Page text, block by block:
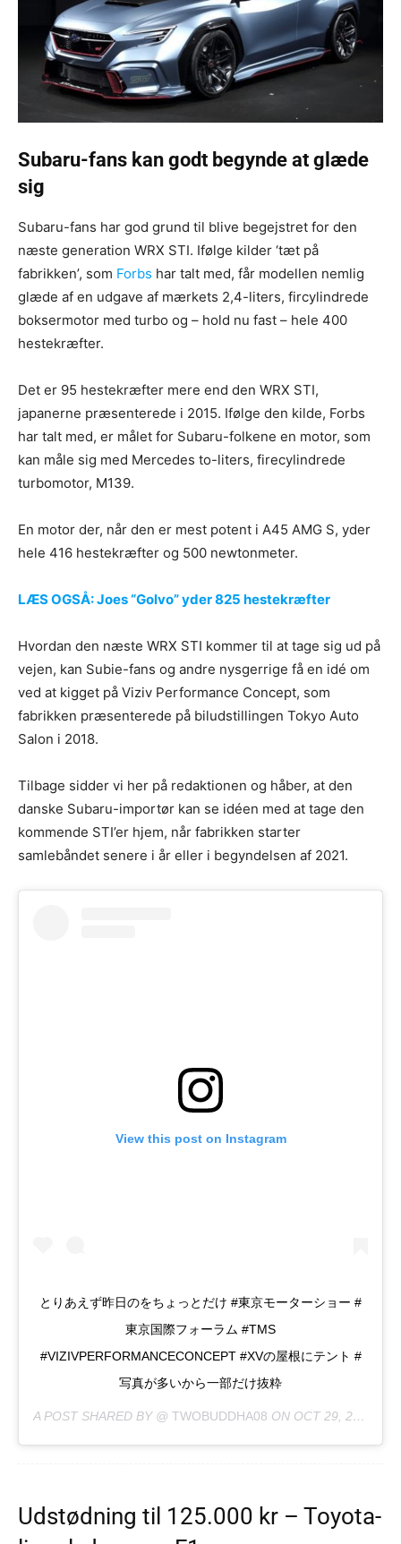
Subaru-fans kan godt begynde at glæde
sig
Subaru-fans har god grund til blive begejstret for den
næste generation WRX STI. Ifølge kilder ‘tæt på
fabrikken’, som Forbs har talt med, får modellen nemlig
glæde af en udgave af mærkets 2,4-liters, fircylindrede
boksermotor med turbo og – hold nu fast – hele 400
hestekræfter.
Det er 95 hestekræfter mere end den WRX STI,
japanerne præsenterede i 2015. Ifølge den kilde, Forbs
har talt med, er målet for Subaru-folkene en motor, som
kan måle sig med Mercedes to-liters, firecylindrede
turbomotor, M139.
En motor der, når den er mest potent i A45 AMG S, yder
hele 416 hestekræfter og 500 newtonmeter.
LÆS OGSÅ: Joes “Golvo” yder 825 hestekræfter
Hvordan den næste WRX STI kommer til at tage sig ud på
vejen, kan Subie-fans og andre nysgerrige få en idé om
ved at kigget på Viziv Performance Concept, som
fabrikken præsenterede på biludstillingen Tokyo Auto
Salon i 2018.
Tilbage sidder vi her på redaktionen og håber, at den
danske Subaru-importør kan se idéen med at tage den
kommende STI’er hjem, når fabrikken starter
samlebåndet senere i år eller i begyndelsen af 2021.
View this post on Instagram
とりあえず昨日のをちょっとだけ #東京モーターショー #
東京国際フォーラム #TMS
#VIZIVPERFORMANCECONCEPT #XVの屋根にテント #
写真が多いから一部だけ抜粋
A POST SHARED BY @ TWOBUDDHA08 ON OCT 29, 2017 AT 3:33AM PDT
Udstødning til 125.000 kr – Toyota-